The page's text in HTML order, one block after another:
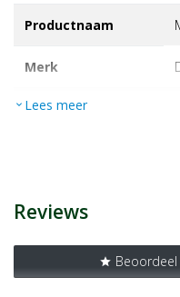
Productnaam
Merk
EAN
expand_more Lees meer
Reviews
star